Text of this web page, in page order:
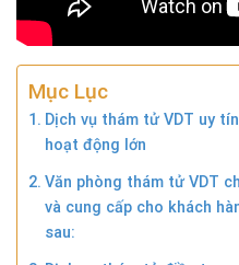
Mục Lục
Dịch vụ thám tử VDT uy
hoạt động lớn
Văn phòng thám tử VDT
và cung cấp cho khách
sau: